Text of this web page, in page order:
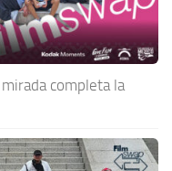
completa la